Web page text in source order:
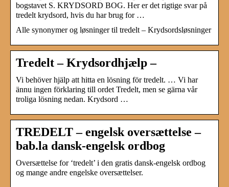
bogstavet S. KRYDSORD BOG. Her er det rigtige svar på
tredelt krydsord, hvis du har brug for …
Alle synonymer og løsninger til tredelt – Krydsordsløsninger
Tredelt – Krydsordhjælp –
Vi behöver hjälp att hitta en lösning för tredelt. … Vi har
ännu ingen förklaring till ordet Tredelt, men se gärna vår
troliga lösning nedan. Krydsord …
TREDELT – engelsk oversættelse –
bab.la dansk-engelsk ordbog
Oversættelse for ‘tredelt’ i den gratis dansk-engelsk ordbog
og mange andre engelske oversættelser.